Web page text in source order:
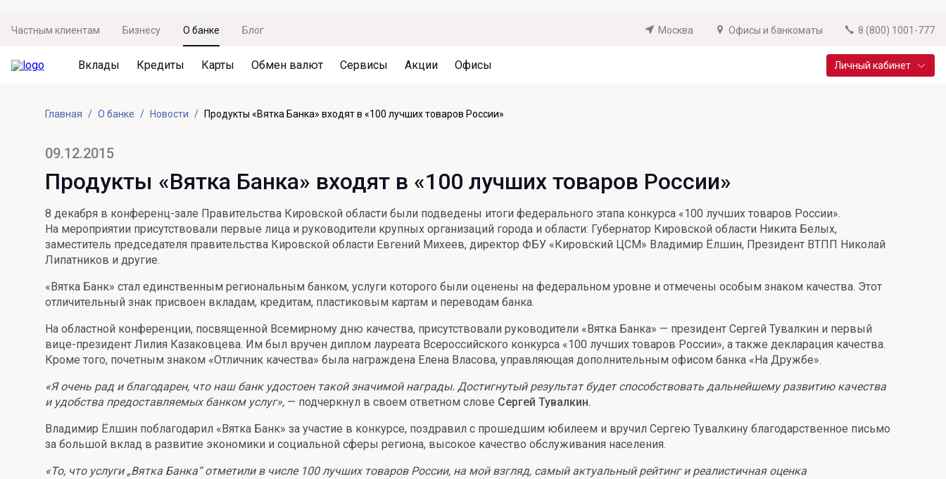
Частным клиентам Бизнесу О банке Блог Москва Офисы и банкоматы 8 (800) 1001-777
Вклады
Не упусти момент
Просто вклад
Накопительный
Отличная стратегия+
Фиксируй доход
Новый старт
Валютный плюс
Онлайн
Все вклады
Система страхования вкладов
Архив вкладов
Подробнее
Кредиты
Кредит под залог недвижимости
Рефинансирование
Кредит на автомобиль
Потребительский кредит
Все кредиты
Привилегии для клиентов
Реструктуризация
Оценка недвижимости
Подбор новой недвижимости
Карты
Дебетовая карта с пакетом услуг
Премиальная карта Mir Supreme
Пенсионная карта
Все карты
Документы
Кешбэк
Обмен валют
Курсы валют
Бронирование валюты
Курсы валют ЦБ
Сервисы
Оплата кредита
Оценка недвижимости
Подбор новой недвижимости
СБПей
Mir Pay
Госуслуги
Регистрация в ЕБС
Удаленная идентификация
Мобильное приложение
Подтверждение согласия через Госуслуги
Все сервисы
Акции
Акция «Приведи друга»
Акция «Ставка на бизнес»
Офисы Личный кабинет
Главная О банке Новости Продукты «Вятка Банка» входят в «100 лучших товаров России»
09.12.2015
Продукты «Вятка Банка» входят в «100 лучших товаров России»
8 декабря в конференц-зале Правительства Кировской области были подведены итоги федерального этапа конкурса «100 лучших товаров России».
На мероприятии присутствовали первые лица и руководители крупных организаций города и области: Губернатор Кировской области Никита Белых,
заместитель председателя правительства Кировской области Евгений Михеев, директор ФБУ «Кировский ЦСМ» Владимир Ёлшин, Президент ВТПП Николай
Липатников и другие.
«Вятка Банк» стал единственным региональным банком, услуги которого были оценены на федеральном уровне и отмечены особым знаком качества. Этот
отличительный знак присвоен вкладам, кредитам, пластиковым картам и переводам банка.
На областной конференции, посвященной Всемирному дню качества, присутствовали руководители «Вятка Банка» — президент Сергей Тувалкин и первый
вице-президент Лилия Казаковцева. Им был вручен диплом лауреата Всероссийского конкурса «100 лучших товаров России», а также декларация качества.
Кроме того, почетным знаком «Отличник качества» была награждена Елена Власова, управляющая дополнительным офисом банка «На Дружбе».
«Я очень рад и благодарен, что наш банк удостоен такой значимой награды. Достигнутый результат будет способствовать дальнейшему развитию качества
и удобства предоставляемых банком услуг», — подчеркнул в своем ответном слове Сергей Тувалкин.
Владимир Ёлшин поблагодарил «Вятка Банк» за участие в конкурсе, поздравил с прошедшим юбилеем и вручил Сергею Тувалкину благодарственное письмо
за большой вклад в развитие экономики и социальной сферы региона, высокое качество обслуживания населения.
«То, что услуги „Вятка Банка“ отметили в числе 100 лучших товаров России, на мой взгляд, самый актуальный рейтинг и реалистичная оценка